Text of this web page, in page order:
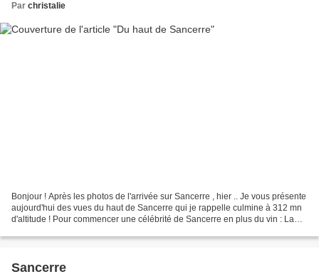
Par christalie
Bonjour ! Après les photos de l'arrivée sur Sancerre , hier .. Je vous présente
aujourd'hui des vues du haut de Sancerre qui je rappelle culmine à 312 mn
d'altitude ! Pour commencer une célébrité de Sancerre en plus du vin : La
Sancerre